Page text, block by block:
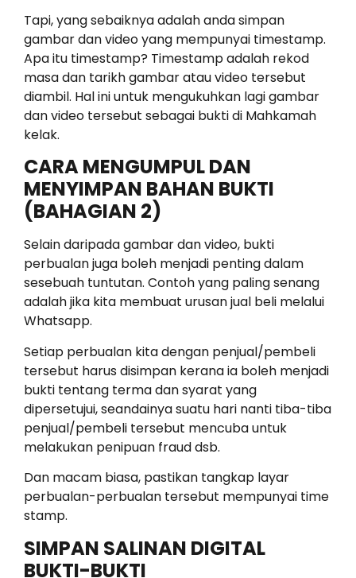
Tapi, yang sebaiknya adalah anda simpan
gambar dan video yang mempunyai timestamp.
Apa itu timestamp? Timestamp adalah rekod
masa dan tarikh gambar atau video tersebut
diambil. Hal ini untuk mengukuhkan lagi gambar
dan video tersebut sebagai bukti di Mahkamah
kelak.
CARA MENGUMPUL DAN
MENYIMPAN BAHAN BUKTI
(BAHAGIAN 2)
Selain daripada gambar dan video, bukti
perbualan juga boleh menjadi penting dalam
sesebuah tuntutan. Contoh yang paling senang
adalah jika kita membuat urusan jual beli melalui
Whatsapp.
Setiap perbualan kita dengan penjual/pembeli
tersebut harus disimpan kerana ia boleh menjadi
bukti tentang terma dan syarat yang
dipersetujui, seandainya suatu hari nanti tiba-tiba
penjual/pembeli tersebut mencuba untuk
melakukan penipuan fraud dsb.
Dan macam biasa, pastikan tangkap layar
perbualan-perbualan tersebut mempunyai time
stamp.
SIMPAN SALINAN DIGITAL
BUKTI-BUKTI